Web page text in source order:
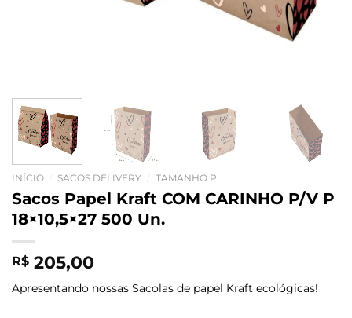
INÍCIO SACOS DELIVERY TAMANHO P
Sacos Papel Kraft COM CARINHO P/V P
18×10,5×27 500 Un.
R$ 205,00
Apresentando nossas Sacolas de papel Kraft ecológicas!